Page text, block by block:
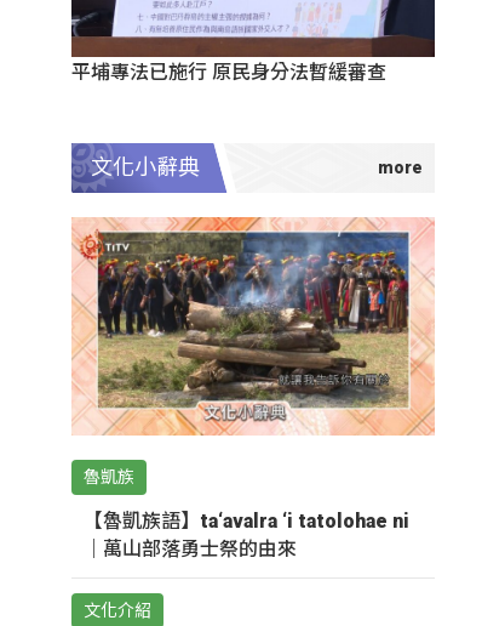
平埔專法已施行 原民身分法暫緩審查
文化小辭典
魯凱族
【魯凱族語】ta‘avalra ‘i tatolohae ni
｜萬山部落勇士祭的由來
文化介紹